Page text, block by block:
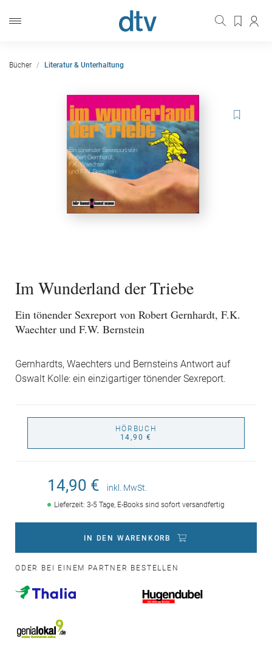
Bücher Literatur & Unterhaltung
Im Wunderland der Triebe
Ein tönender Sexreport von Robert Gernhardt, F.K.
Waechter und F.W. Bernstein
Gernhardts, Waechters und Bernsteins Antwort auf
Oswalt Kolle: ein einzigartiger tönender Sexreport.
HÖRBUCH
14,90 €
14,90 € inkl. MwSt.
Lieferzeit: 3-5 Tage, E-Books sind sofort versandfertig
IN DEN WARENKORB
ODER BEI EINEM PARTNER BESTELLEN